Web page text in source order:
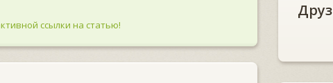
ссылки на статью!